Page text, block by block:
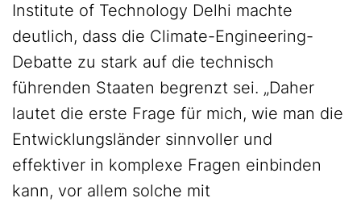
Institute of Technology Delhi machte
deutlich, dass die Climate-Engineering-
Debatte zu stark auf die technisch
führenden Staaten begrenzt sei. „Daher
lautet die erste Frage für mich, wie man die
Entwicklungsländer sinnvoller und
effektiver in komplexe Fragen einbinden
kann, vor allem solche mit